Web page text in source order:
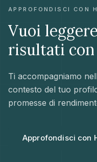
APPROFONDISCI CON
Vuoi
risultati
Ti accompagniamo
contesto del tuo
promesse di
Approfondisci con